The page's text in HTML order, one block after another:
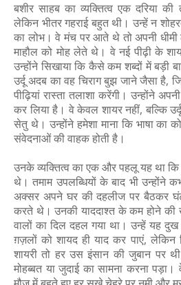
बशीर साहब का व्यक्तित्व एक दरिया
लेकिन भीतर गहराई बहुत थी। उन्हें न
का लोभ। वे मंच पर आते थे तो अपनी
माहौल को मोह लेते थे। वे नई पीढ़ी के
उन्होंने सिखाया कि कैसे कम शब्दों में बड़ी
उर्दू अदब का वह चिराग बुझ जाने जैसा है,
पीढ़ियां रास्ता तलाशा करेंगी। उन्होंने
कर लिया है। वे केवल शायर नहीं, बल्कि
सेतु थे। उन्होंने हमेशा माना कि भाषा का
संवेदनाओं की वाहक होती है।
उनके व्यक्तित्व का एक और पहलू यह था
थे। तमाम उपलब्धियों के बाद भी उन्होंने
अक्सर अपने घर की दहलीज पर बैठकर
करते थे। उनकी याददाश्त के कम होने
वालों का दिल दहल गया था। उन्हें यह दुख
ग़ज़लों को शायद ही याद कर पाएं,
शायरी तो हर उस इंसान की जुबान पर
मोहब्बत या जुदाई का सामना करना